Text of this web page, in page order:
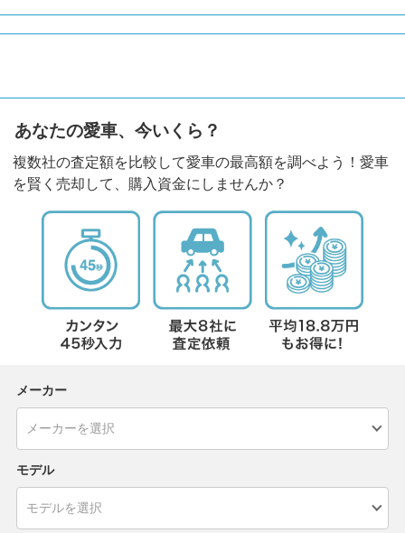
あなたの愛車、今いくら？
複数社の査定額を比較して愛車の最高額を調べよう！愛車
を賢く売却して、購入資金にしませんか？
メーカー
モデル